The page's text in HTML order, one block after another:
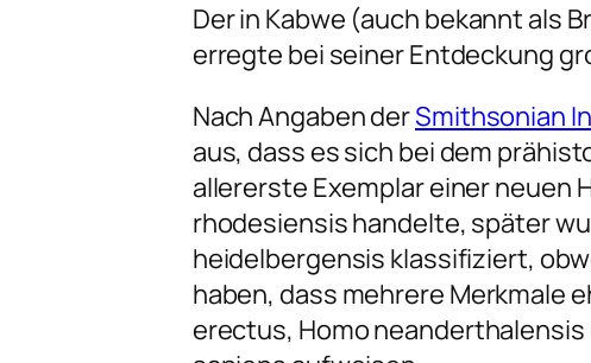
Der in Kabwe (auch bekannt als
erregte bei seiner Entdeckung
Nach Angaben derSmithsonian
aus, dass es sich bei dem
allererste Exemplar einer neuen
rhodesiensishandelte, später
heidelbergensis klassifiziert,
haben, dass mehrere Merkmale
erectus, Homo neanderthalensis